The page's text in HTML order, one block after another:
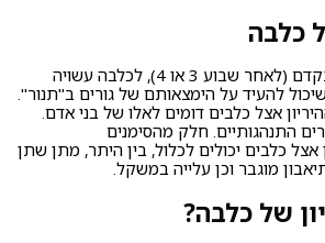
כלבה
אם מדובר על שלב מתקדם (לאחר שבוע 3 או 4), לכלבה עשויה
להעיד על הימצאותם של גורים ב"תנור".
אצל כלבים דומים לאלו של בני אדם.
התנהגותיים. חלק מהסימנים
אצל כלבים יכולים לכלול, בין היתר, מתן שתן
מוגבר וכן עלייה במשקל.
של כלבה?